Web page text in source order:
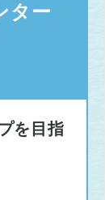
ター
を目指